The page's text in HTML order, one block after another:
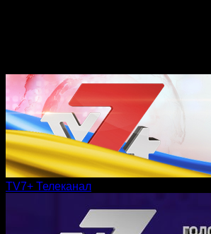
TV7+ Телеканал